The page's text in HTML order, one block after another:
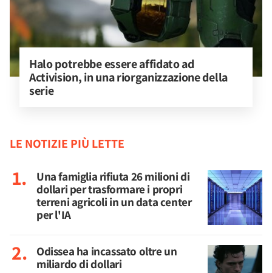
Halo potrebbe essere affidato ad
Activision, in una riorganizzazione della
serie
LE NOTIZIE PIÙ LETTE
Una famiglia rifiuta 26 milioni di
dollari per trasformare i propri
terreni agricoli in un data center
per l'IA
Odissea ha incassato oltre un
miliardo di dollari